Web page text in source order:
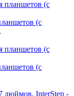
(с
(с